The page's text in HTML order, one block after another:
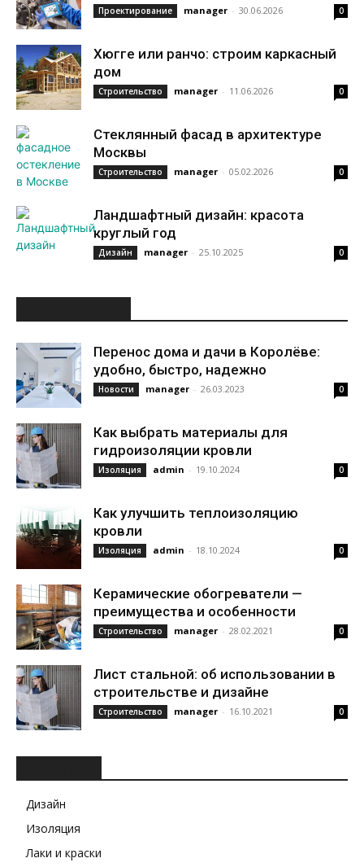
Проектирование manager - 30.06.2026 0
Хюгге или ранчо: строим каркасный
дом
Строительство manager - 11.06.2026 0
Стеклянный фасад в архитектуре
Москвы
Строительство manager - 05.02.2026 0
Ландшафтный дизайн: красота
круглый год
Дизайн manager - 25.10.2025 0
Перенос дома и дачи в Королёве:
удобно, быстро, надежно
Новости manager - 26.03.2023 0
Как выбрать материалы для
гидроизоляции кровли
Изоляция admin - 19.10.2024 0
Как улучшить теплоизоляцию
кровли
Изоляция admin - 18.10.2024 0
Керамические обогреватели —
преимущества и особенности
Строительство manager - 28.02.2021 0
Лист стальной: об использовании в
строительстве и дизайне
Строительство manager - 16.10.2021 0
Дизайн
Изоляция
Лаки и краски